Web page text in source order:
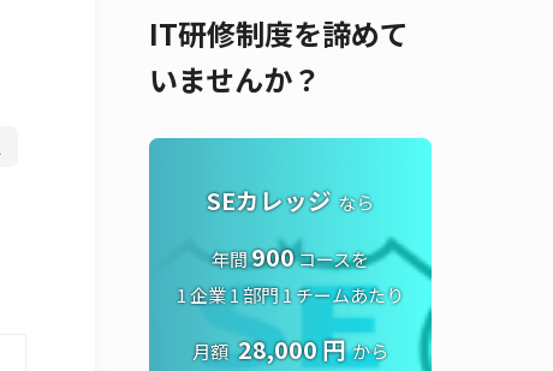
IT研修制度を諦めて
いませんか？
SEカレッジ なら
年間900コースを
1 企業 1 部門 1 チームあたり
月額 28,000 円 から